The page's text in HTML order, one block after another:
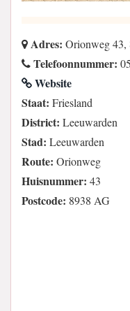
Adres: Orionweg 43,
Telefoonnummer:
Website
Staat: Friesland
District: Leeuwarden
Stad: Leeuwarden
Route: Orionweg
Huisnummer: 43
Postcode: 8938 AG